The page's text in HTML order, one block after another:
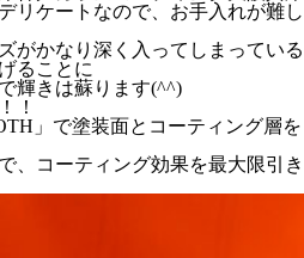
リケートなので、お手入れが難し
がかなり深く入ってしまっている
ることに
輝きは蘇ります(^^)
！
」で塗装面とコーティング層を
、コーティング効果を最大限引き